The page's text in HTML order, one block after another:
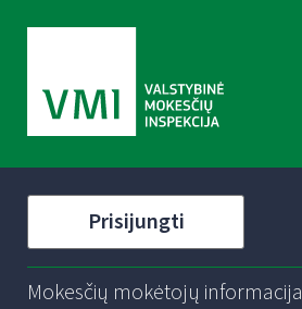
Prisijungti
Mokesčių mokėtojų informacija